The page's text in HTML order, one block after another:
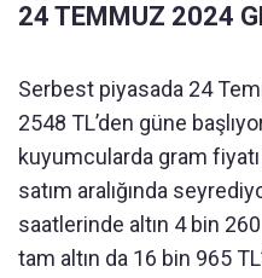
24 TEMMUZ 2024
Serbest piyasada 24
2548 TL’den güne
kuyumcularda gram
satım aralığında
saatlerinde altın 4 bin
tam altın da 16 bin 965